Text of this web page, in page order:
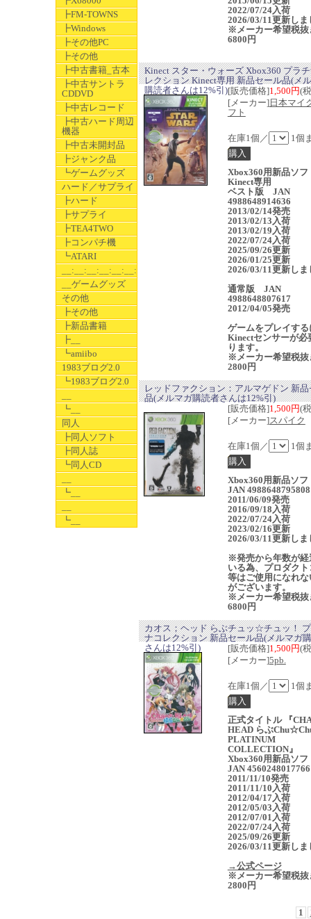
┣FM-TOWNS
┣Windows
┣その他PC
┣その他
┣中古書籍_古本
┣中古サントラ
CDDVD
┣中古レコード
┣中古ハード周辺
機器
┣中古未開封品
┣ジャンク品
┗ゲームグッズ
ハード／サプライ
┣ハード
┣サプライ
┣TEA4TWO
┣コンパチ機
┗ATARI
__:__:__:__:__:__:__
__ゲームグッズ
その他
┣その他
┣新品書籍
┣__
┗amiibo
1983ブログ2.0
┗1983ブログ2.0
┗__
同人
┣同人ソフト
┣同人誌
┗同人CD
┗__
┗__
2022/07/24入荷
2026/03/11更新しま
※メーカー希望税抜
6800円
Kinect スター・ウォーズ Xbox360 プラ
レクション Kinect専用 新品セール品(メ
購読者さんは12%引)[販売価格]1,500円(
[メーカー]日本マイ
フト
在庫1個／ 1個
Xbox360用新品ソフ
Kinect専用
ベスト版 JAN
4988648914636
2013/02/14発売
2013/02/13入荷
2013/02/19入荷
2022/07/24入荷
2025/09/26更新
2026/01/25更新
2026/03/11更新しま
通常版 JAN
4988648807617
2012/04/05発売
ゲームをプレイする
Kinectセンサーが必
ります。
※メーカー希望税抜
2800円
レッドファクション：アルマゲドン 新
品(メルマガ購読者さんは12%引)
[販売価格]1,500円(
[メーカー]スパイク
在庫1個／ 1個
Xbox360用新品ソフ
JAN 4988648795808
2011/06/09発売
2016/09/18入荷
2022/07/24入荷
2023/02/16更新
2026/03/11更新しま
※発売から年数が経
いる為、プロダク
等はご使用になれな
がございます。
※メーカー希望税抜
6800円
カオス；ヘッド らぶチュッ☆チュッ！
ナコレクション 新品セール品(メルマガ
さんは12%引)
[販売価格]1,500円(
[メーカー]5pb.
在庫1個／ 1個
正式タイトル 『
HEAD らぶ
PLATINUM
COLLECTION』
Xbox360用新品ソ
JAN 4560248017766
2011/11/10発売
2011/11/10入荷
2012/04/17入荷
2012/05/03入荷
2012/07/01入荷
2022/07/24入荷
2025/09/26更新
2026/03/11更新しま
→公式ページ
※メーカー希望税抜
2800円
1